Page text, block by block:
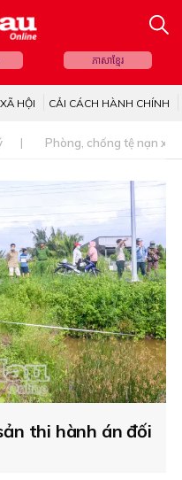
ភាសាខ្មែរ
XÃ HỘI CẢI CÁCH HÀNH CHÍNH
Phòng, chống tệ nạn xã
thi hành án đối